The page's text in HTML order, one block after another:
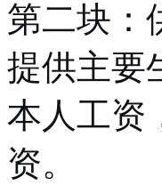
第二块
提供主要
本人工资
资。